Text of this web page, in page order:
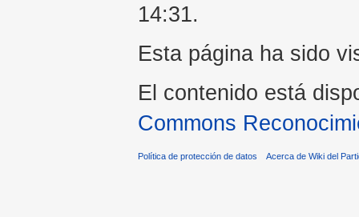
14:31.
Esta página ha sido
El contenido está
Commons
Política de protección de datos Acerca de Wiki del